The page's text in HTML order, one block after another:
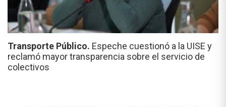
Transporte Público. Espeche cuestionó a la UISE y
reclamó mayor transparencia sobre el servicio de
colectivos